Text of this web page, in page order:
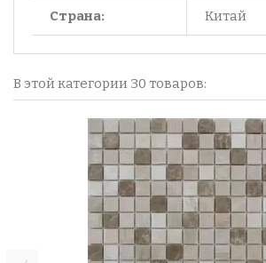
Страна: Китай
В этой категории 30 товаров: